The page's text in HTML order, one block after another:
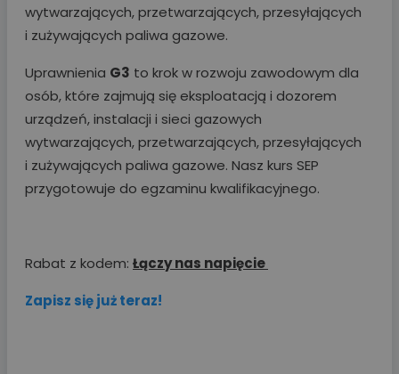
wytwarzających, przetwarzających, przesyłających
i zużywających paliwa gazowe.
Uprawnienia G3 to krok w rozwoju zawodowym dla
osób, które zajmują się eksploatacją i dozorem
urządzeń, instalacji i sieci gazowych
wytwarzających, przetwarzających, przesyłających
i zużywających paliwa gazowe. Nasz kurs SEP
przygotowuje do egzaminu kwalifikacyjnego.
Rabat z kodem: Łączy nas napięcie
Zapisz się już teraz!